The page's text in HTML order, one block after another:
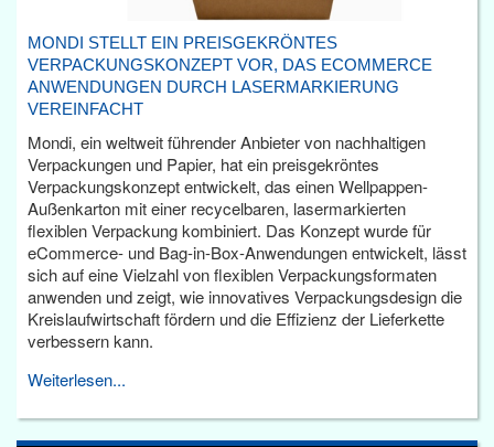
MONDI STELLT EIN PREISGEKRÖNTES
VERPACKUNGSKONZEPT VOR, DAS ECOMMERCE
ANWENDUNGEN DURCH LASERMARKIERUNG
VEREINFACHT
Mondi, ein weltweit führender Anbieter von nachhaltigen
Verpackungen und Papier, hat ein preisgekröntes
Verpackungskonzept entwickelt, das einen Wellpappen-
Außenkarton mit einer recycelbaren, lasermarkierten
flexiblen Verpackung kombiniert. Das Konzept wurde für
eCommerce- und Bag-in-Box-Anwendungen entwickelt, lässt
sich auf eine Vielzahl von flexiblen Verpackungsformaten
anwenden und zeigt, wie innovatives Verpackungsdesign die
Kreislaufwirtschaft fördern und die Effizienz der Lieferkette
verbessern kann.
Weiterlesen...